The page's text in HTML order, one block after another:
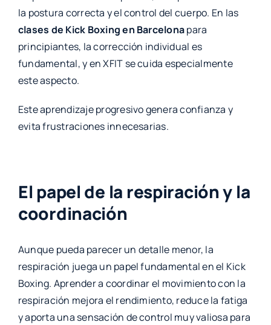
la postura correcta y el control del cuerpo. En las
clases de Kick Boxing en Barcelonapara
principiantes, la corrección individual es
fundamental, y en XFIT se cuida especialmente
este aspecto.
Este aprendizaje progresivo genera confianza y
evita frustraciones innecesarias.
El papel de la respiración y la
coordinación
Aunque pueda parecer un detalle menor, la
respiración juega un papel fundamental en el Kick
Boxing. Aprender a coordinar el movimiento con la
respiración mejora el rendimiento, reduce la fatiga
y aporta una sensación de control muy valiosa para